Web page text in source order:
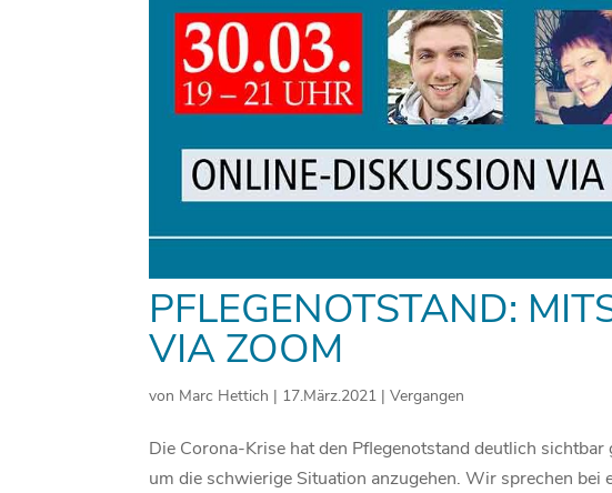
PFLEGENOTSTAND:
VIA ZOOM
von Marc Hettich | 17.März.2021 |Vergangen
Die Corona-Krise hat den Pflegenotstand deutlich
um die schwierige Situation anzugehen. Wir sprechen